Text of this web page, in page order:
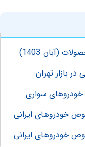
(آبان 1403)
بازار تهران
خودروهای سواری
خودروهای ایرانی
خودروهای ایرانی